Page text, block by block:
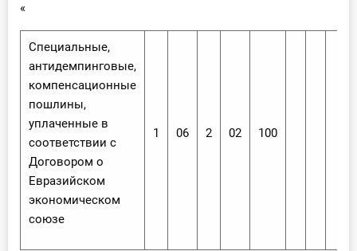
«
Специальные,
антидемпинговые,
компенсационные
пошлины,
уплаченные в
соответствии с
Договором о
Евразийском
экономическом
союзе
1 06 2 02 100